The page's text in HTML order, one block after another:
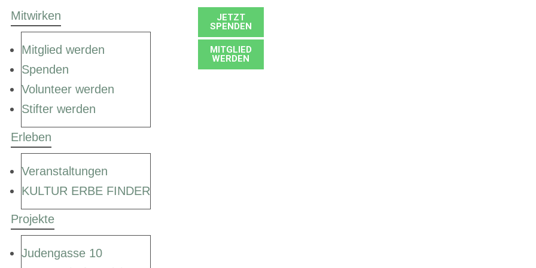
Mitwirken
Mitglied werden
Spenden
Volunteer werden
Stifter werden
Erleben
Veranstaltungen
KULTUR ERBE FINDER
Projekte
Judengasse 10
JETZT
SPENDEN
MITGLIED
WERDEN